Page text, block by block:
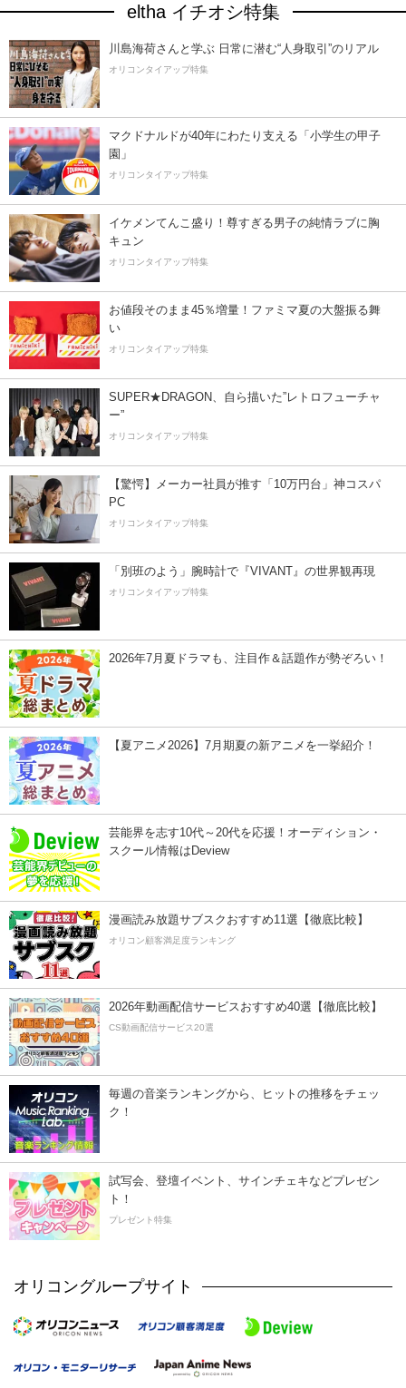
eltha イチオシ特集
川島海荷さんと学ぶ 日常に潜む“人身取引”のリアル
オリコンタイアップ特集
マクドナルドが40年にわたり支える「小学生の甲子
園」
オリコンタイアップ特集
イケメンてんこ盛り！尊すぎる男子の純情ラブに胸
キュン
オリコンタイアップ特集
お値段そのまま45％増量！ファミマ夏の大盤振る舞
い
オリコンタイアップ特集
SUPER★DRAGON、自ら描いた”レトロフューチャ
ー”
オリコンタイアップ特集
【驚愕】メーカー社員が推す「10万円台」神コスパ
PC
オリコンタイアップ特集
「別班のよう」腕時計で『VIVANT』の世界観再現
オリコンタイアップ特集
2026年7月夏ドラマも、注目作＆話題作が勢ぞろい！
【夏アニメ2026】7月期夏の新アニメを一挙紹介！
芸能界を志す10代～20代を応援！オーディション・
スクール情報はDeview
漫画読み放題サブスクおすすめ11選【徹底比較】
オリコン顧客満足度ランキング
2026年動画配信サービスおすすめ40選【徹底比較】
CS動画配信サービス20選
毎週の音楽ランキングから、ヒットの推移をチェッ
ク！
試写会、登壇イベント、サインチェキなどプレゼン
ト！
プレゼント特集
オリコングループサイト